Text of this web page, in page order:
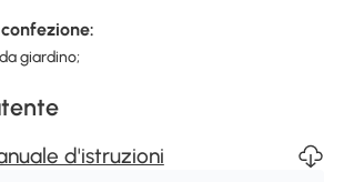
giardino;
d'istruzioni